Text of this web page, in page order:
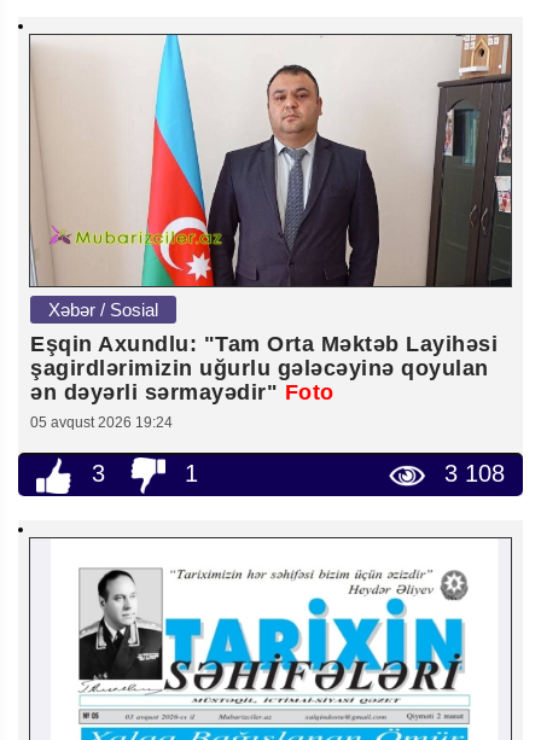
Xəbər / Sosial
Eşqin Axundlu: "Tam Orta Məktəb Layihəsi
şagirdlərimizin uğurlu gələcəyinə qoyulan
ən dəyərli sərmayədir" Foto
05 avqust 2026 19:24
3 1 3 108